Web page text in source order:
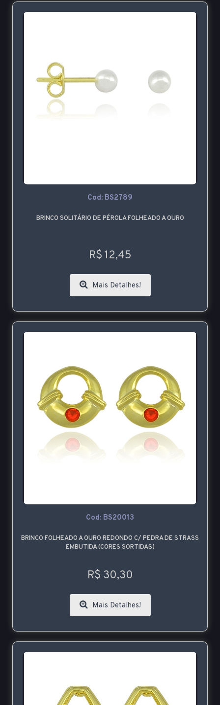
Cod: BS2789
BRINCO SOLITÁRIO DE PÉROLA FOLHEADO A OURO
R$ 12,45
Mais Detalhes!
Cod: BS20013
BRINCO FOLHEADO A OURO REDONDO C/ PEDRA DE STRASS
EMBUTIDA (CORES SORTIDAS)
R$ 30,30
Mais Detalhes!